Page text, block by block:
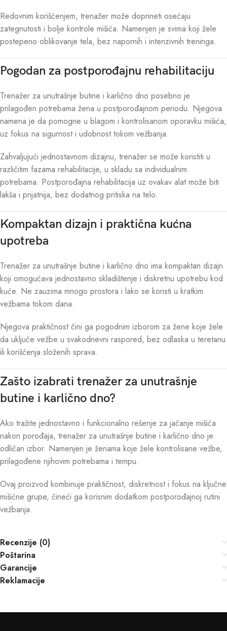
Redovnim korišćenjem, trenažer može doprineti osećaju
zategnutosti i bolje kontrole mišića. Namenjen je svima koji žele
postepeno oblikovanje tela, bez napornih i intenzivnih treninga.
Pogodan za postporođajnu rehabilitaciju
Trenažer za unutrašnje butine i karlično dno posebno je
prilagođen potrebama žena u postporođajnom periodu. Njegova
namena je da pomogne u blagom i kontrolisanom oporavku mišića,
uz fokus na sigurnost i udobnost tokom vežbanja.
Zahvaljujući jednostavnom dizajnu, trenažer se može koristiti u
različitim fazama rehabilitacije, u skladu sa individualnim
potrebama. Postporođajna rehabilitacija uz ovakav alat može biti
lakša i prijatnija, bez dodatnog pritiska na telo.
Kompaktan dizajn i praktična kućna
upotreba
Trenažer za unutrašnje butine i karlično dno ima kompaktan dizajn
koji omogućava jednostavno skladištenje i diskretnu upotrebu kod
kuće. Ne zauzima mnogo prostora i lako se koristi u kratkim
vežbama tokom dana.
Njegova praktičnost čini ga pogodnim izborom za žene koje žele
da uključe vežbe u svakodnevni raspored, bez odlaska u teretanu
ili korišćenja složenih sprava.
Zašto izabrati trenažer za unutrašnje
butine i karlično dno?
Ako tražite jednostavno i funkcionalno rešenje za jačanje mišića
nakon porođaja, trenažer za unutrašnje butine i karlično dno je
odličan izbor. Namenjen je ženama koje žele kontrolisane vežbe,
prilagođene njihovim potrebama i tempu.
Ovaj proizvod kombinuje praktičnost, diskretnost i fokus na ključne
mišićne grupe, čineći ga korisnim dodatkom postporođajnoj rutini
vežbanja.
Recenzije (0)
Poštarina
Garancije
Reklamacije